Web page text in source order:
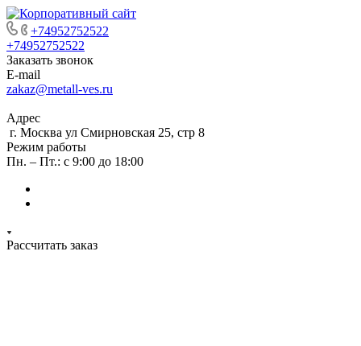
+74952752522
+74952752522
Заказать звонок
E-mail
zakaz@metall-ves.ru
Адрес
г. Москва ул Смирновская 25, стр 8
Режим работы
Пн. – Пт.: с 9:00 до 18:00
Рассчитать заказ